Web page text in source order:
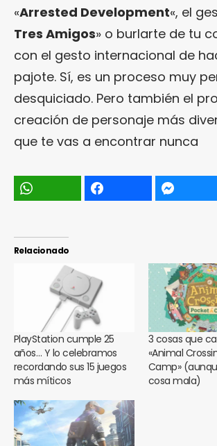
«Arrested Development«, el
Tres Amigos» o burlarte de tu
con el gesto internacional de
pajote. Sí, es un proceso muy
desquiciado. Pero también el
creación de personaje más
que te vas a encontrar nunca
Relacionado
PlayStation cumple 25
años… Y lo celebramos
recordando sus 15 juegos
más míticos
3 cosas que
«Animal
Camp»
cosa mala)